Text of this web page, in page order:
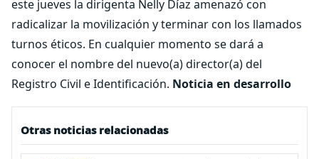
este jueves la dirigenta Nelly Díaz amenazó con
radicalizar la movilización y terminar con los llamados
turnos éticos. En cualquier momento se dará a
conocer el nombre del nuevo(a) director(a) del
Registro Civil e Identificación. Noticia en desarrollo
Otras noticias relacionadas